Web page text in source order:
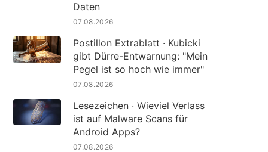
Daten
07.08.2026
Postillon Extrablatt · Kubicki
gibt Dürre-Entwarnung: "Mein
Pegel ist so hoch wie immer"
07.08.2026
Lesezeichen · Wieviel Verlass
ist auf Malware Scans für
Android Apps?
07.08.2026